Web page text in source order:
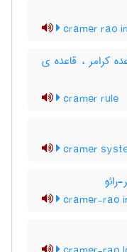
cramer rao
کرامر ، قاعده ی
cramer rule
cramer
رائو
cramer-rao